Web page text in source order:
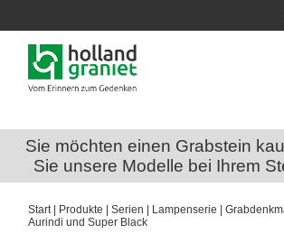
Sie möchten einen Grabstein
Sie unsere Modelle bei Ihrem
Start | Produkte | Serien | Lampenserie |
Aurindi und Super Black